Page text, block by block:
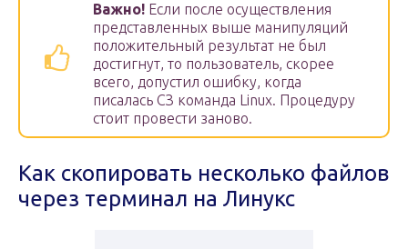
Важно! Если после осуществления
представленных выше манипуляций
положительный результат не был
достигнут, то пользователь, скорее
всего, допустил ошибку, когда
писалась СЗ команда Linux. Процедуру
стоит провести заново.
Как скопировать несколько файлов
через терминал на Линукс